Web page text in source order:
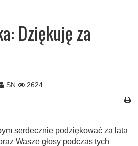
Dziękuję za
SN 2624
serdecznie podziękować za lata
Wasze głosy podczas tych